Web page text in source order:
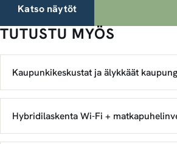
Katso näytöt
TUTUSTU MYÖS
Kaupunkikeskustat ja älykkäät
Hybridilaskenta Wi-Fi +